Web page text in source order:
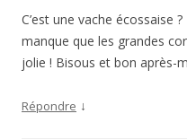
C’est une vache écossaise
manque que les grandes
jolie ! Bisous et bon après-
Répondre ↓